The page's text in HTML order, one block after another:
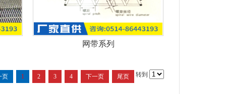
网带系列
页 1 2 3 4 下一页 尾页 转到